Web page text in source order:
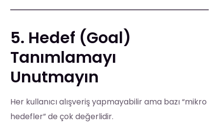
5. Hedef (Goal)
Tanımlamayı
Unutmayın
Her kullanıcı alışveriş yapmayabilir ama bazı “mikro
hedefler” de çok değerlidir.